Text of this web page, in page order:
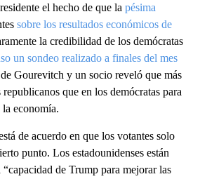
el hecho de que la pésima
sobre los resultados económicos de
la credibilidad de los demócratas
un sondeo realizado a finales del mes
Gourevitch y un socio reveló que más
que en los demócratas para
economía.
de acuerdo en que los votantes solo
punto. Los estadounidenses están
de Trump para mejorar las